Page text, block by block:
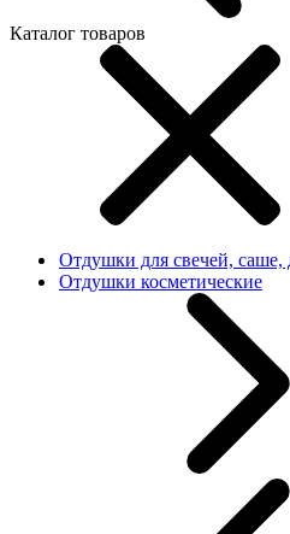
Каталог товаров
Отдушки для свечей, саше,
Отдушки косметические